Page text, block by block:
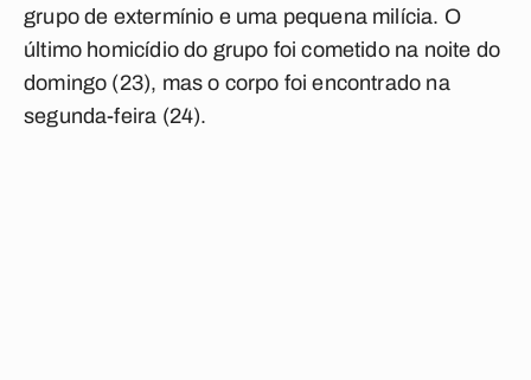
grupo de extermínio e uma pequena milícia. O
último homicídio do grupo foi cometido na noite do
domingo (23), mas o corpo foi encontrado na
segunda-feira (24).